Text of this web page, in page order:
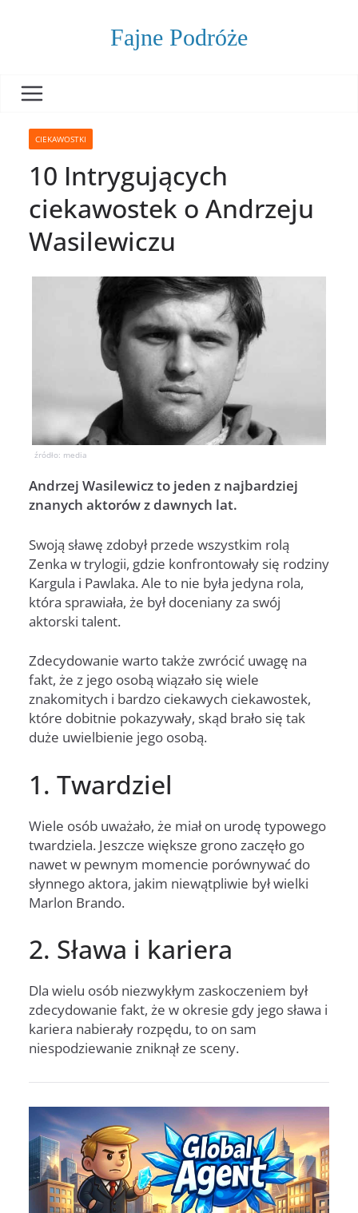
Fajne Podróże
CIEKAWOSTKI
10 Intrygujących
ciekawostek o Andrzeju
Wasilewiczu
źródło: media
Andrzej Wasilewicz to jeden z najbardziej
znanych aktorów z dawnych lat.
Swoją sławę zdobył przede wszystkim rolą
Zenka w trylogii, gdzie konfrontowały się rodziny
Kargula i Pawlaka. Ale to nie była jedyna rola,
która sprawiała, że był doceniany za swój
aktorski talent.
Zdecydowanie warto także zwrócić uwagę na
fakt, że z jego osobą wiązało się wiele
znakomitych i bardzo ciekawych ciekawostek,
które dobitnie pokazywały, skąd brało się tak
duże uwielbienie jego osobą.
1. Twardziel
Wiele osób uważało, że miał on urodę typowego
twardziela. Jeszcze większe grono zaczęło go
nawet w pewnym momencie porównywać do
słynnego aktora, jakim niewątpliwie był wielki
Marlon Brando.
2. Sława i kariera
Dla wielu osób niezwykłym zaskoczeniem był
zdecydowanie fakt, że w okresie gdy jego sława i
kariera nabierały rozpędu, to on sam
niespodziewanie zniknął ze sceny.